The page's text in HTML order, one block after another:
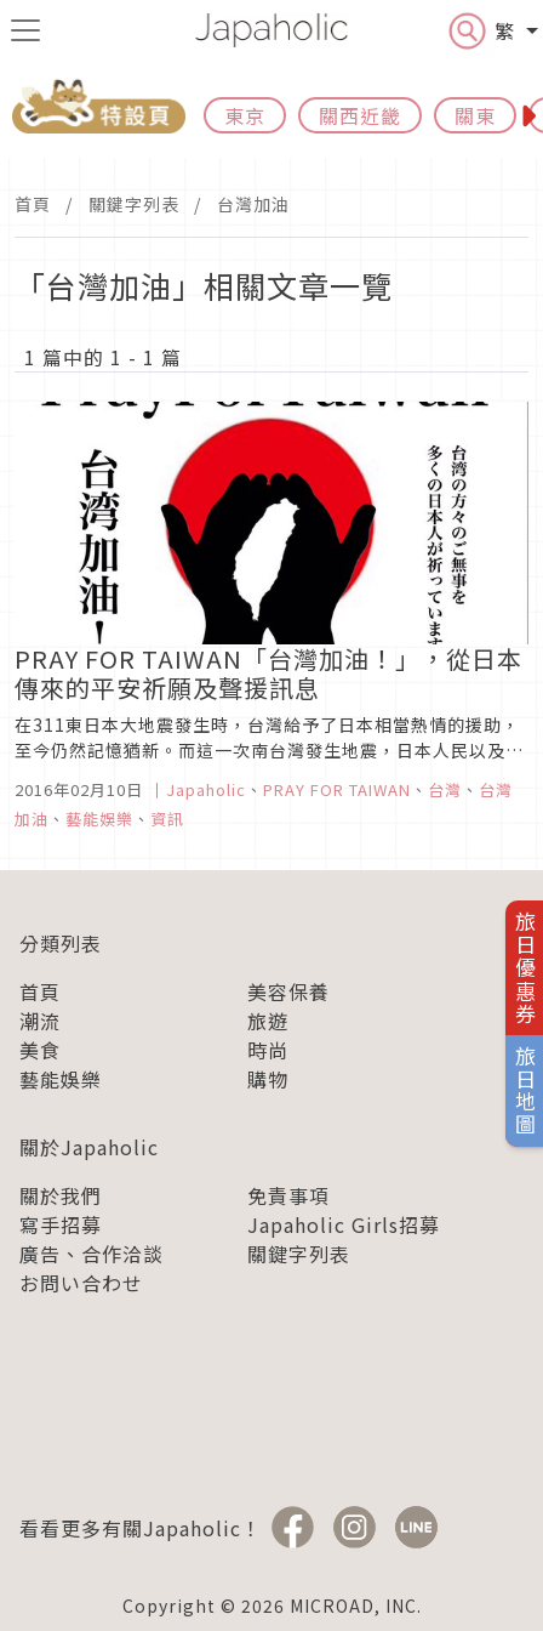
繁
東京 關西近畿 關東
旅日優惠券
旅日地圖
首頁 關鍵字列表 台灣加油
「台灣加油」相關文章一覽
1 篇中的 1 - 1 篇
PRAY FOR TAIWAN「台灣加油！」，從日本
傳來的平安祈願及聲援訊息
在311東日本大地震發生時，台灣給予了日本相當熱情的援助，
至今仍然記憶猶新。而這一次南台灣發生地震，日本人民以及網
天，募款以及支援的聲浪以各種形式，持續不斷的傳達到台灣。
https://twitter.com/shimaneko123/stat...
2016年02月10日 ｜ Japaholic 、 PRAY FOR TAIWAN 、 台灣 、 台灣
加油 、 藝能娛樂 、 資訊
分類列表
首頁
美容保養
潮流
旅遊
美食
時尚
藝能娛樂
購物
關於Japaholic
關於我們
免責事項
寫手招募
Japaholic Girls招募
廣告、合作洽談
關鍵字列表
お問い合わせ
看看更多有關Japaholic！
Copyright © 2026 MICROAD, INC.